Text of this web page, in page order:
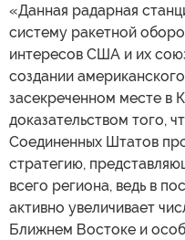
«Данная радарная
систему ракетной
интересов США и их
создании
засекреченном месте в
доказательством того,
Соединенных Штатов
стратегию,
всего региона, ведь в
активно увеличивает
Ближнем Востоке и